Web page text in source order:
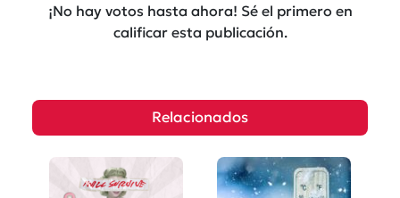
¡No hay votos hasta ahora! Sé el primero en
calificar esta publicación.
Relacionados